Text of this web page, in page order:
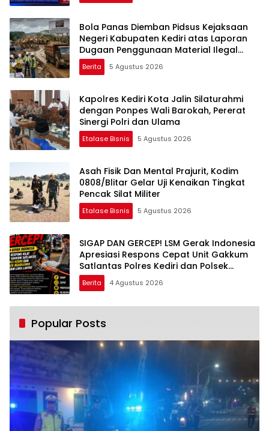
Bola Panas Diemban Pidsus Kejaksaan
Negeri Kabupaten Kediri atas Laporan
Dugaan Penggunaan Material Ilegal
Proyek Tol Kediri Oleh PT. HASTARI JAYA
SENTOSA
Berita 5 Agustus 2026
Kapolres Kediri Kota Jalin Silaturahmi
dengan Ponpes Wali Barokah, Pererat
Sinergi Polri dan Ulama
Etalase Bisnis 5 Agustus 2026
Asah Fisik Dan Mental Prajurit, Kodim
0808/Blitar Gelar Uji Kenaikan Tingkat
Pencak Silat Militer
Etalase Bisnis 5 Agustus 2026
SIGAP DAN GERCEP! LSM Gerak Indonesia
Apresiasi Respons Cepat Unit Gakkum
Satlantas Polres Kediri dan Polsek
Ngadiluwih dalam Penanganan
Kecelakaan Lalu Lintas
Berita 4 Agustus 2026
Popular Posts